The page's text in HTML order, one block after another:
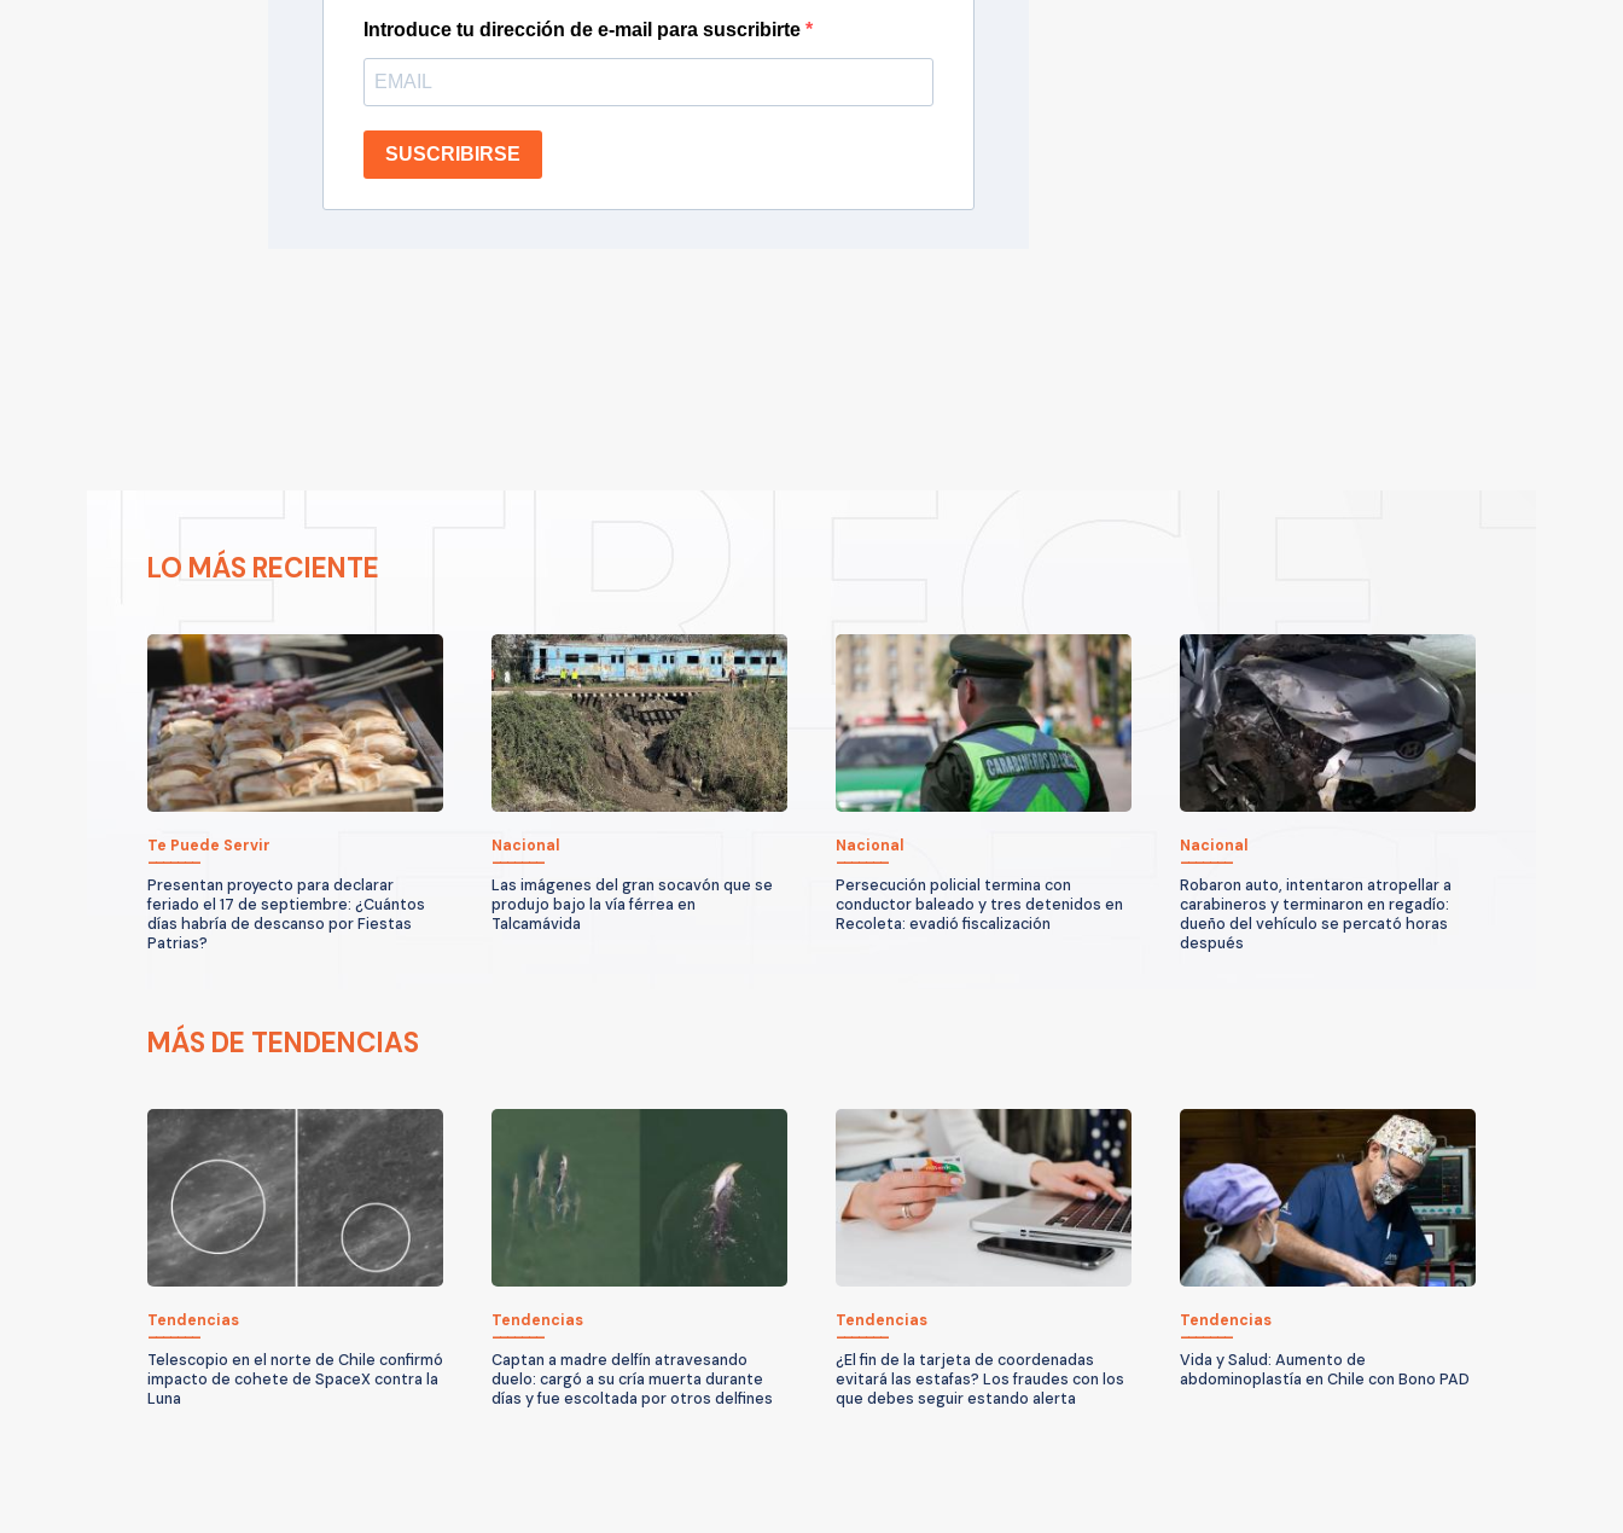
Introduce tu dirección de e-mail para suscribirte
SUSCRIBIRSE
LO MÁS RECIENTE
Te Puede Servir
Presentan proyecto para declarar
feriado el 17 de septiembre: ¿Cuántos
días habría de descanso por Fiestas
Patrias?
Nacional
Las imágenes del gran socavón que se
produjo bajo la vía férrea en
Talcamávida
Nacional
Persecución policial termina con
conductor baleado y tres detenidos en
Recoleta: evadió fiscalización
Nacional
Robaron auto, intentaron atropellar a
carabineros y terminaron en regadío:
dueño del vehículo se percató horas
después
MÁS DE TENDENCIAS
Tendencias
Telescopio en el norte de Chile confirmó
impacto de cohete de SpaceX contra la
Luna
Tendencias
Captan a madre delfín atravesando
duelo: cargó a su cría muerta durante
días y fue escoltada por otros delfines
Tendencias
¿El fin de la tarjeta de coordenadas
evitará las estafas? Los fraudes con los
que debes seguir estando alerta
Tendencias
Vida y Salud: Aumento de
abdominoplastía en Chile con Bono PAD